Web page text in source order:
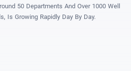
50 Departments And Over 1000 Well
Is Growing Rapidly Day By Day.